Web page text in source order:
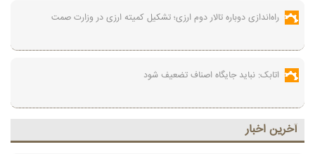
راه‌اندازی دوباره تالار دوم ارزی؛ تشکیل کمیته ارزی در وزارت صمت
اتابک: نباید جایگاه اصناف تضعیف شود
آخرين اخبار